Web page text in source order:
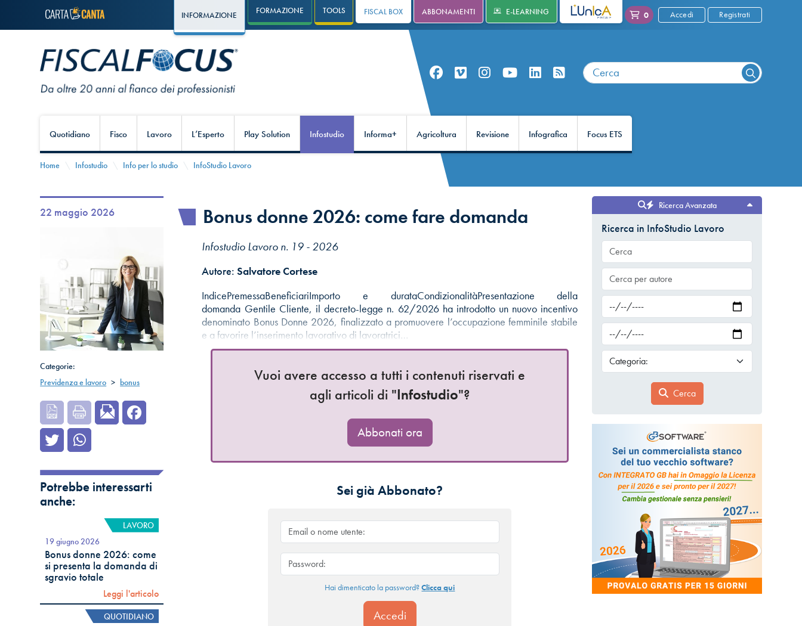
INFORMAZIONE FORMAZIONE TOOLS FISCAL BOX ABBONAMENTI E-LEARNING L'UNICA 0 Accedi Registrati
Quotidiano Fisco Lavoro L’Esperto Play Solution Infostudio Informa+ Agricoltura Revisione Infografica Focus ETS
Home Infostudio Info per lo studio InfoStudio Lavoro
22 maggio 2026
Categorie:
Previdenza e lavoro > bonus
Potrebbe interessarti
anche:
LAVORO
19 giugno 2026
Bonus donne 2026: come
si presenta la domanda di
sgravio totale
Leggi l'articolo
QUOTIDIANO
Bonus donne 2026: come fare domanda
Infostudio Lavoro n. 19 - 2026
Autore:Salvatore Cortese
IndicePremessaBeneficiariImporto e durataCondizionalitàPresentazione della
domanda Gentile Cliente, il decreto-legge n. 62/2026 ha introdotto un nuovo incentivo
denominato Bonus Donne 2026, finalizzato a promuovere l’occupazione femminile stabile
e a favorire l’inserimento lavorativo di lavoratrici…
Vuoi avere accesso a tutti i contenuti riservati e
agli articoli di "Infostudio"?
Abbonati ora
Sei già Abbonato?
Hai dimenticato la password?Clicca qui
Ricerca Avanzata
Ricerca in InfoStudio Lavoro
Cerca